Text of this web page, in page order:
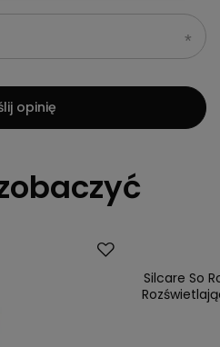
opinię
Silcare So